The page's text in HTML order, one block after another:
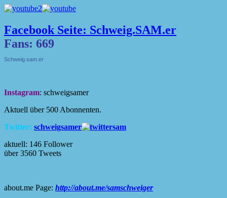
Facebook Seite: Schweig.SAM.er
Fans: 669
Schweig.sam.er
Instagram: schweigsamer
Aktuell über 500 Abonnenten.
Twitter: schweigsamer
aktuell: 146 Follower
über 3560 Tweets
about.me Page: http://about.me/samschweiger